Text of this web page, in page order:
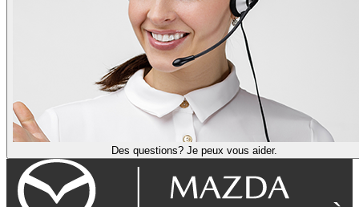
Des questions? Je peux vous aider.